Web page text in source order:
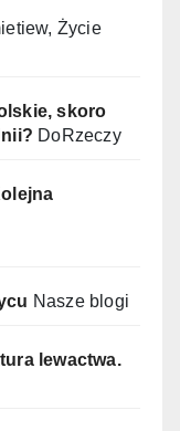
Życie
skoro
DoRzeczy
Nasze blogi
lewactwa.